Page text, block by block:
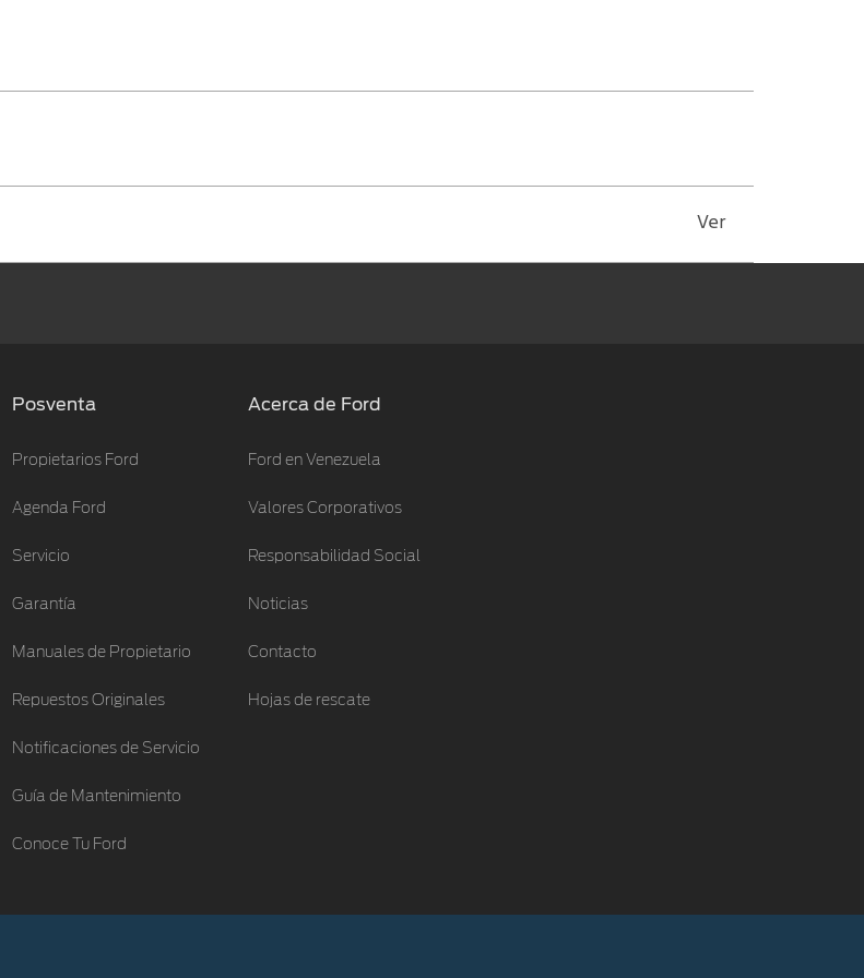
Ver
Posventa
Propietarios Ford
Agenda Ford
Servicio
Garantía
Manuales de Propietario
Repuestos Originales
Notificaciones de Servicio
Guía de Mantenimiento
Conoce Tu Ford
Acerca de Ford
Ford en Venezuela
Valores Corporativos
Responsabilidad Social
Noticias
Contacto
Hojas de rescate